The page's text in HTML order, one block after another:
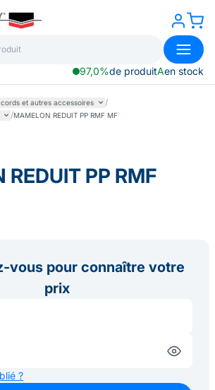
97,0%de produitAen stock
et autres accessoires /
/MAMELON REDUIT PP RMF MF
REDUIT PP RMF
vous pour connaître votre
prix
?